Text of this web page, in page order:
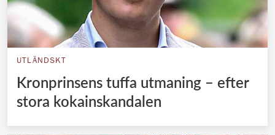
UTLÄNDSKT
Kronprinsens tuffa utmaning – efter
stora kokainskandalen